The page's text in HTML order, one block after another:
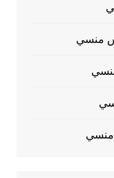
منسي
منسي